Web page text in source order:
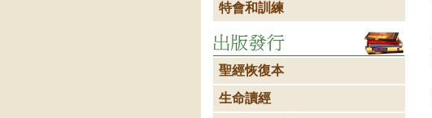
特會和訓練
聖經恢復本
生命讀經